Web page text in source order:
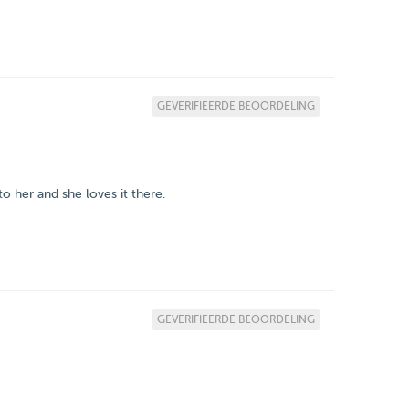
GEVERIFIEERDE BEOORDELING
her and she loves it there.
GEVERIFIEERDE BEOORDELING